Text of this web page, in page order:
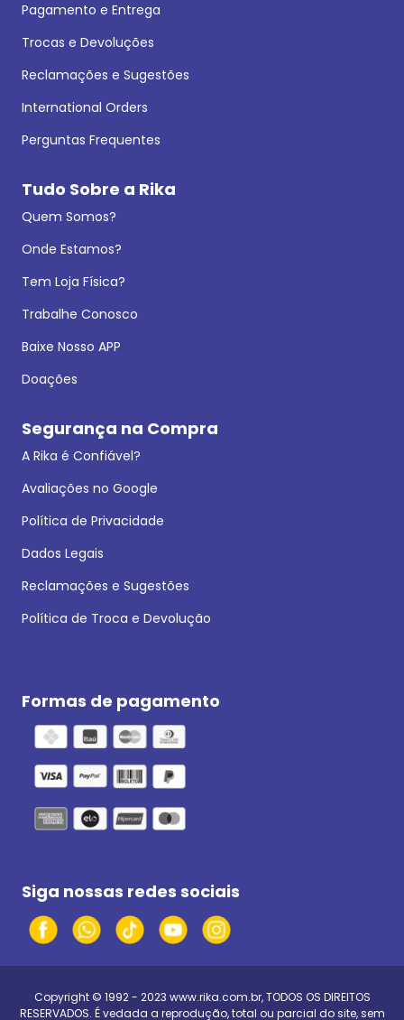
Pagamento e Entrega
Trocas e Devoluções
Reclamações e Sugestões
International Orders
Perguntas Frequentes
Tudo Sobre a Rika
Quem Somos?
Onde Estamos?
Tem Loja Física?
Trabalhe Conosco
Baixe Nosso APP
Doações
Segurança na Compra
A Rika é Confiável?
Avaliações no Google
Política de Privacidade
Dados Legais
Reclamações e Sugestões
Política de Troca e Devolução
Formas de pagamento
Siga nossas redes sociais
Copyright © 1992 - 2023 www.rika.com.br, TODOS OS DIREITOS
RESERVADOS. É vedada a reprodução, total ou parcial do site, sem